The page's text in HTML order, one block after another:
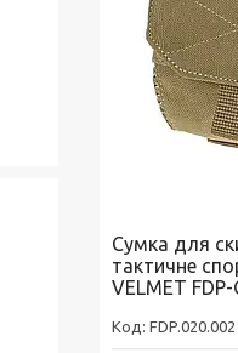
Сумка для
тактичне
VELMET
FDP.020.002